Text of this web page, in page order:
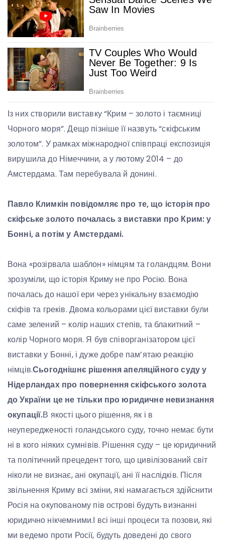
Із них створили виставку “Крим – золото і таємниці
Чорного моря”. Дещо пізніше її назвуть “скіфським
золотом”. У рамках міжнародної співпраці експозиція
вирушила до Німеччини, а у лютому 2014 – до
Амстердама. Там перебувала й донині.
Павло Климкін повідомляє про те, що історія про
скіфське золото почалась з виставки про Крим: у
Бонні, а потім у Амстердамі.
Вона «розірвала шаблон» німцям та голандцям. Вони
зрозуміли, що історія Криму не про Росію. Вона
почалась до нашої ери через унікальну взаємодію
скіфів та греків. Двома кольорами цієї виставки були
саме зелений – колір наших степів, та блакитний –
колір Чорного моря. Я був співорганізатором цієї
виставки у Бонні, і дуже добре пам’ятаю реакцію
німців.Сьогоднішнє рішення апеляційного суду у
Нідерландах про повернення скіфського золота
до України це не тільки про юридичне невизнання
окупації.В якості цього рішення, як і в
неупередженості голандського суду, точно немає бути
ні в кого ніяких сумнівів. Рішення суду – це юридичний
та політичний прецедент того, що цивілізований світ
ніколи не визнає, ані окупації, ані її наслідків. Після
звільнення Криму всі зміни, які намагається здійснити
Росія на окупованому пів острові будуть визнанні
юридично нікчемними.І всі інші процеси та позови, які
ми ведемо проти Росії, будуть доведені до свого